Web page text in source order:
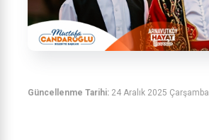
Güncellenme Tarihi: 24 Aralık 2025 Çarşamba